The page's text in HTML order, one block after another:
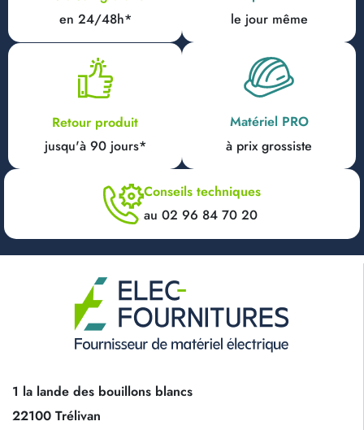
en 24/48h*
le jour même
Retour produit
jusqu'à 90 jours*
Matériel PRO
à prix grossiste
Conseils techniques
au 02 96 84 70 20
1 la lande des bouillons blancs
22100 Trélivan